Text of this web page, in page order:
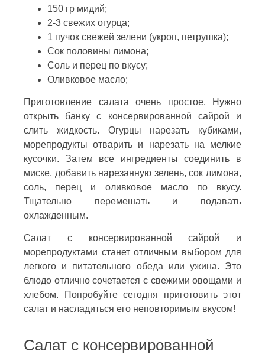
150 гр мидий;
2-3 свежих огурца;
1 пучок свежей зелени (укроп, петрушка);
Сок половины лимона;
Соль и перец по вкусу;
Оливковое масло;
Приготовление салата очень простое. Нужно
открыть банку с консервированной сайрой и
слить жидкость. Огурцы нарезать кубиками,
морепродукты отварить и нарезать на мелкие
кусочки. Затем все ингредиенты соединить в
миске, добавить нарезанную зелень, сок лимона,
соль, перец и оливковое масло по вкусу.
Тщательно перемешать и подавать
охлажденным.
Салат с консервированной сайрой и
морепродуктами станет отличным выбором для
легкого и питательного обеда или ужина. Это
блюдо отлично сочетается с свежими овощами и
хлебом. Попробуйте сегодня приготовить этот
салат и насладиться его неповторимым вкусом!
Салат с консервированной